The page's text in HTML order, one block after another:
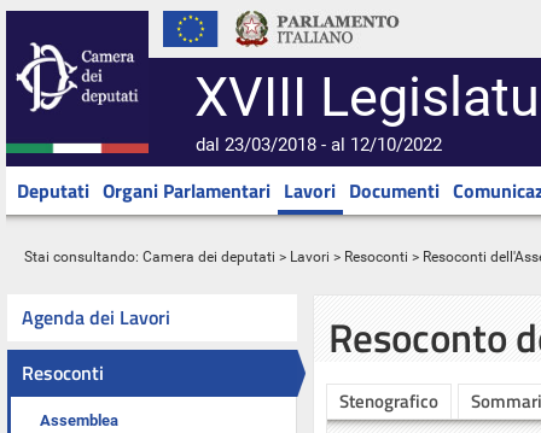
XVIII
dal 23/03/2018 - al 12/10/2022
Deputati Organi Parlamentari Lavori Documenti
Stai consultando: Camera dei deputati > Lavori > Resoconti > Resoconti
Agenda dei Lavori
Resoconti
Assemblea
Resoconto
Stenografico